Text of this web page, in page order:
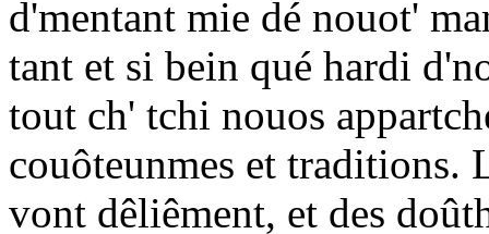
d'mentant mie dé nouot'
tant et si bein qué hardi
tout ch' tchi nouos
couôteunmes et traditions.
vont dêliêment, et des